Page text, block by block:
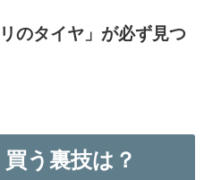
のタイヤ」が必ず見つ
う裏技は？